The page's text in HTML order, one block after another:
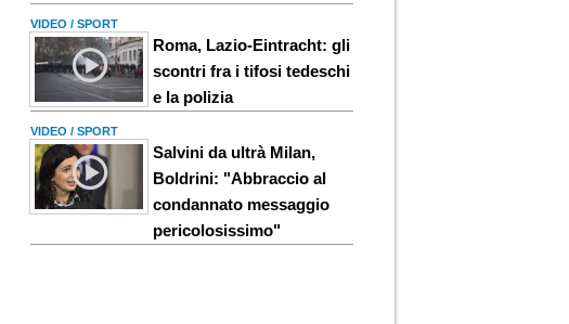
VIDEO / SPORT
Roma, Lazio-Eintracht: gli
scontri fra i tifosi tedeschi
e la polizia
VIDEO / SPORT
Salvini da ultrà Milan,
Boldrini: "Abbraccio al
condannato messaggio
pericolosissimo"